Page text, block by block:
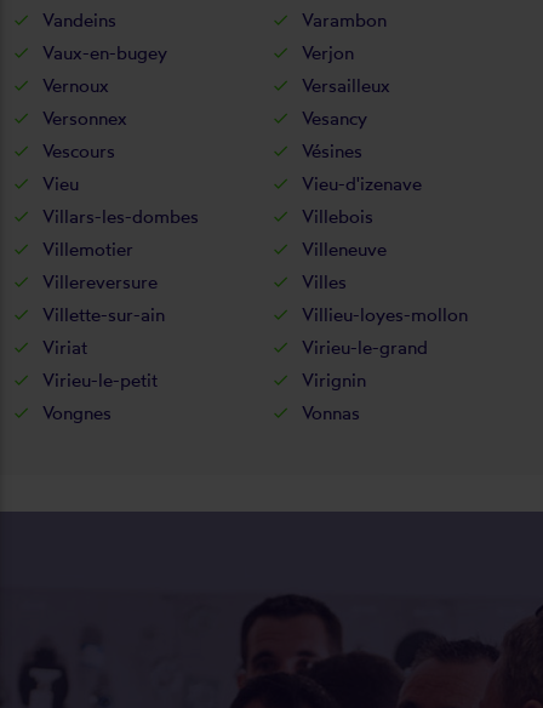
Vandeins
Varambon
Vaux-en-bugey
Verjon
Vernoux
Versailleux
Versonnex
Vesancy
Vescours
Vésines
Vieu
Vieu-d'izenave
Villars-les-dombes
Villebois
Villemotier
Villeneuve
Villereversure
Villes
Villette-sur-ain
Villieu-loyes-mollon
Viriat
Virieu-le-grand
Virieu-le-petit
Virignin
Vongnes
Vonnas